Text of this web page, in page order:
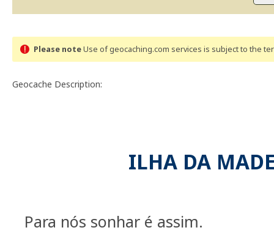
Please noteUse of geocaching.com services is subject to the
Geocache Description:
ILHA DA
Para nós sonhar é assim.